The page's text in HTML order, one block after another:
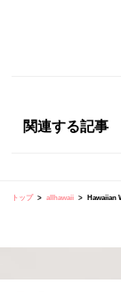
関連する記事
トップ allhawaii Hawaiian